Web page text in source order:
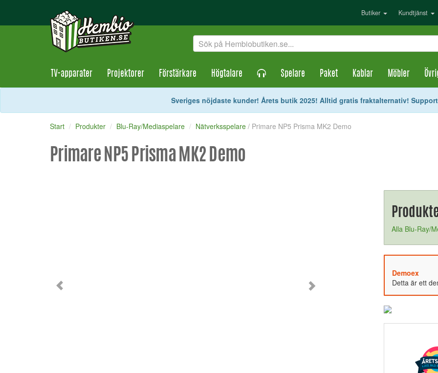
Butiker Kundtjänst
TV-apparater Projektorer Förstärkare Högtalare Spelare Paket Kablar Möbler
Sveriges nöjdaste kunder! Årets butik 2025! Alltid gratis fraktalternativ!
Start Produkter Blu-Ray/Mediaspelare Nätverksspelare / Primare NP5 Prisma MK2 Demo
Primare NP5 Prisma MK2 Demo
Alla Blu-Ray/
Demoex
Detta är ett